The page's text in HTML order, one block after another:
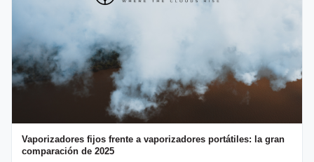
Vaporizadores fijos frente a vaporizadores portátiles: la gran
comparación de 2025